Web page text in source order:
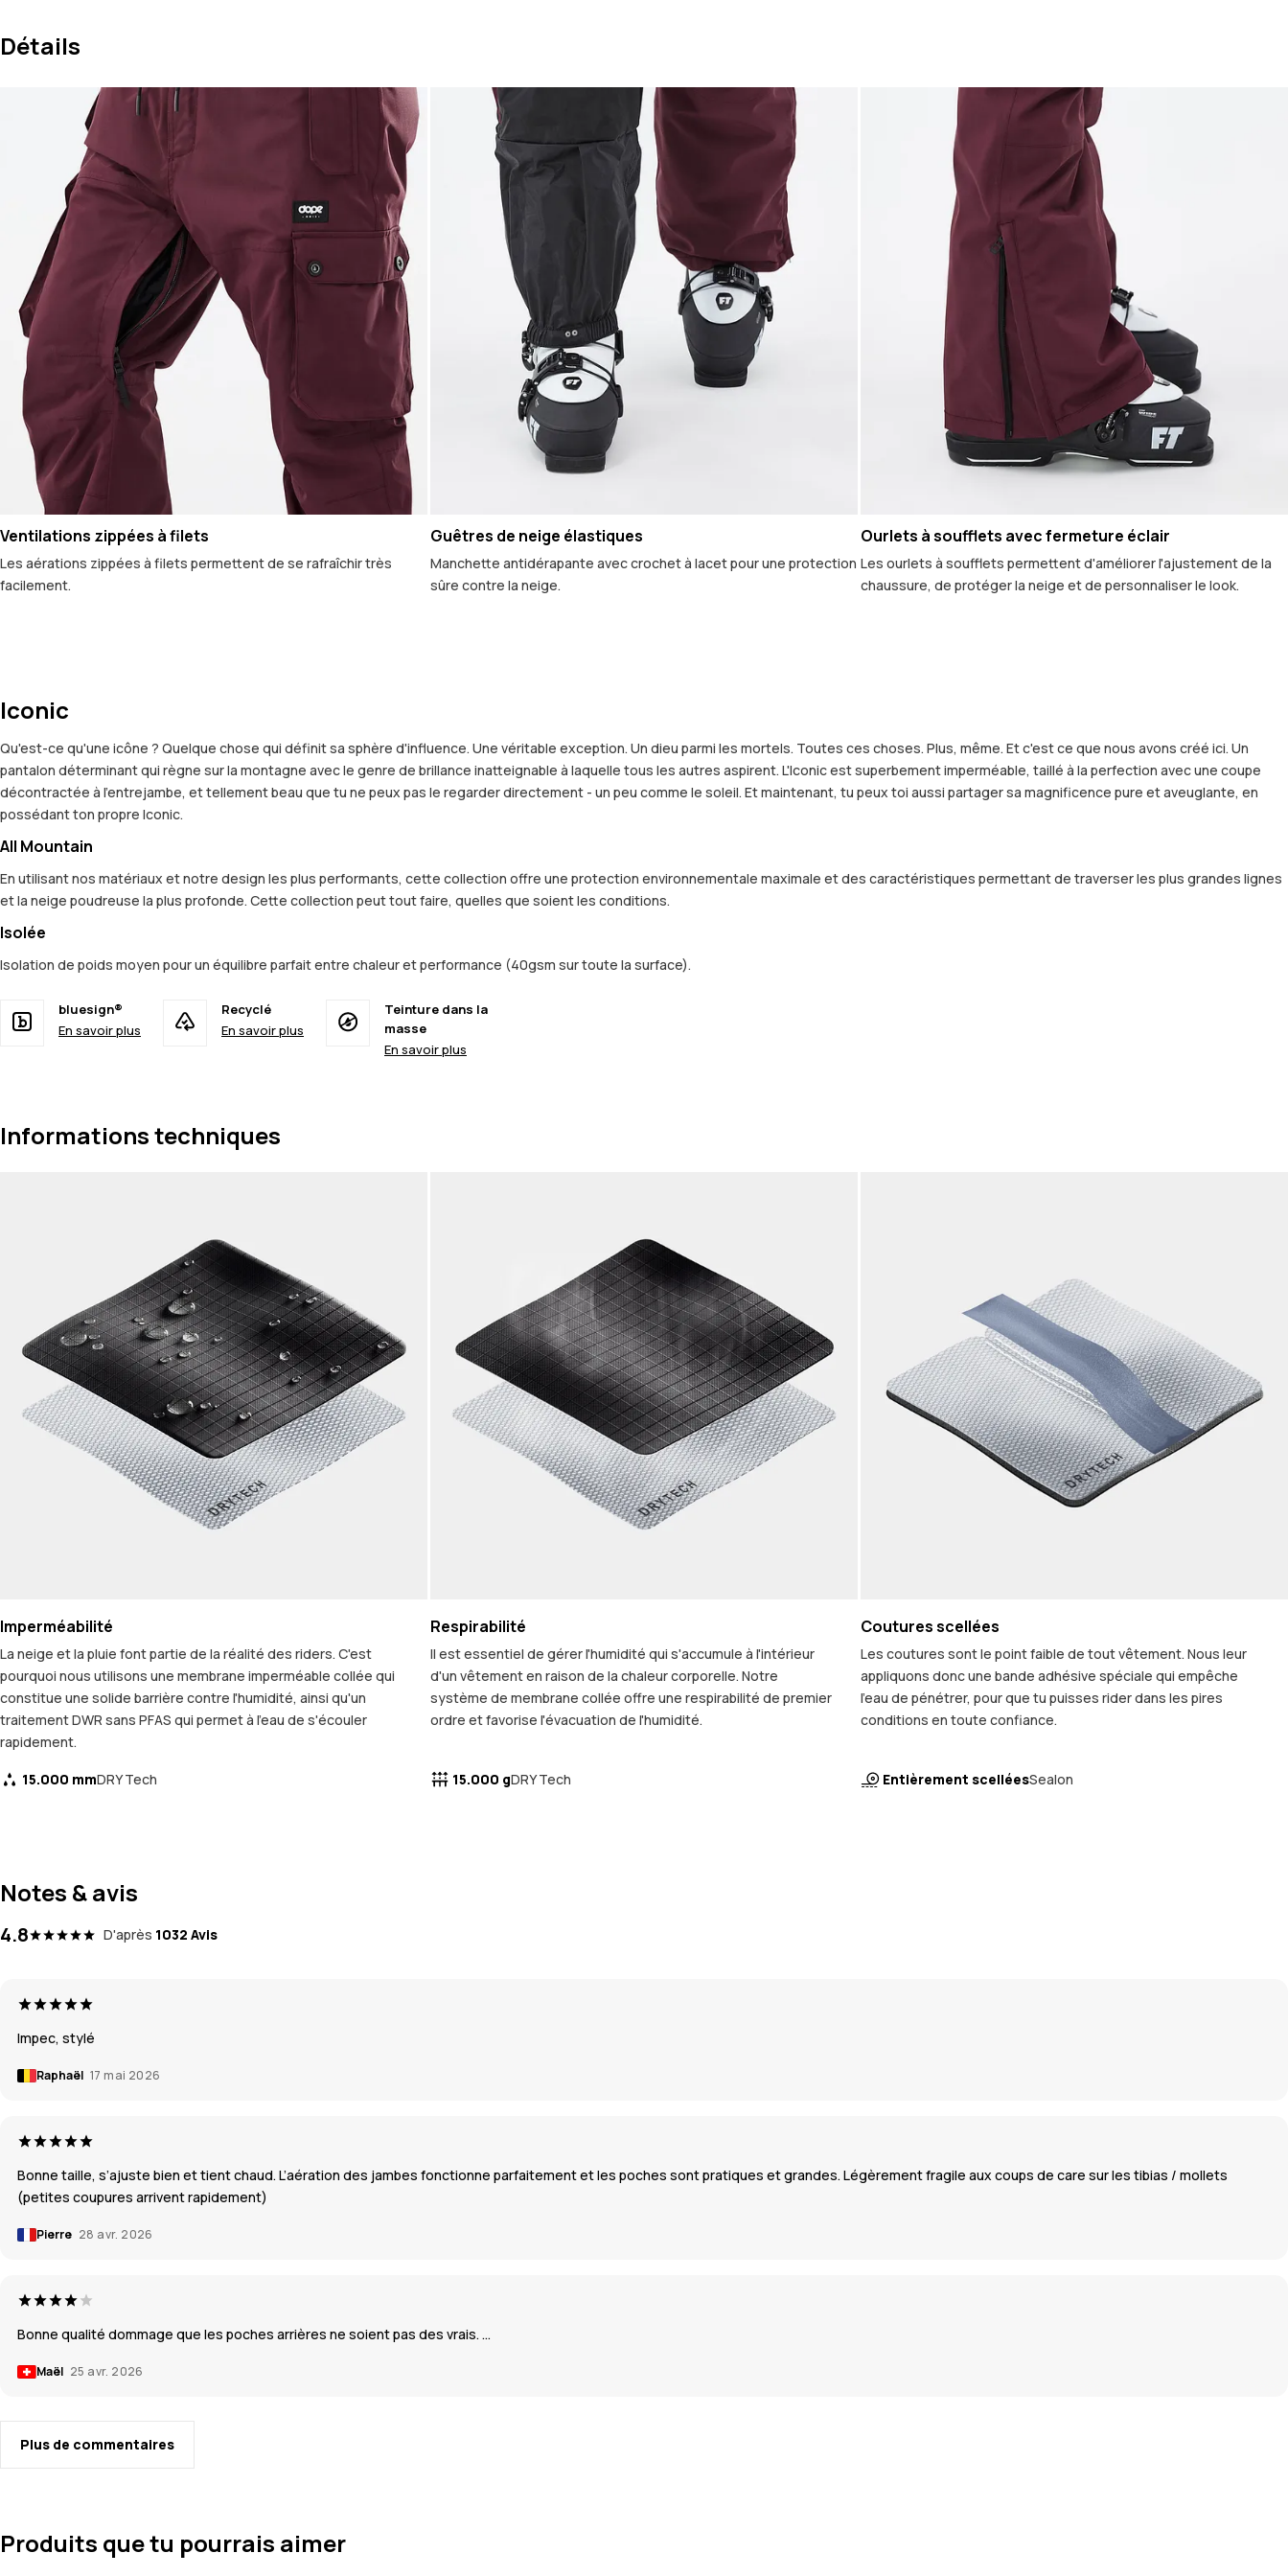
Détails
Ventilations zippées à filets
Les aérations zippées à filets permettent de se rafraîchir très
facilement.
Guêtres de neige élastiques
Manchette antidérapante avec crochet à lacet pour une protection
sûre contre la neige.
Ourlets à soufflets avec fermeture éclair
Les ourlets à soufflets permettent d'améliorer l'ajustement de la
chaussure, de protéger la neige et de personnaliser le look.
Iconic
Qu'est-ce qu'une icône ? Quelque chose qui définit sa sphère d'influence. Une véritable exception. Un dieu parmi les mortels. Toutes ces choses. Plus, même. Et c'est ce que nous avons créé ici. Un
pantalon déterminant qui règne sur la montagne avec le genre de brillance inatteignable à laquelle tous les autres aspirent. L'Iconic est superbement imperméable, taillé à la perfection avec une coupe
décontractée à l'entrejambe, et tellement beau que tu ne peux pas le regarder directement - un peu comme le soleil. Et maintenant, tu peux toi aussi partager sa magnificence pure et aveuglante, en
possédant ton propre Iconic.
All Mountain
En utilisant nos matériaux et notre design les plus performants, cette collection offre une protection environnementale maximale et des caractéristiques permettant de traverser les plus grandes lignes
et la neige poudreuse la plus profonde. Cette collection peut tout faire, quelles que soient les conditions.
Isolée
Isolation de poids moyen pour un équilibre parfait entre chaleur et performance (40gsm sur toute la surface).
bluesign®
En savoir plus
Recyclé
En savoir plus
Teinture dans la
masse
En savoir plus
Informations techniques
Imperméabilité
La neige et la pluie font partie de la réalité des riders. C'est
pourquoi nous utilisons une membrane imperméable collée qui
constitue une solide barrière contre l'humidité, ainsi qu'un
traitement DWR sans PFAS qui permet à l'eau de s'écouler
rapidement.
15.000 mmDRY Tech
Respirabilité
Il est essentiel de gérer l'humidité qui s'accumule à l'intérieur
d'un vêtement en raison de la chaleur corporelle. Notre
système de membrane collée offre une respirabilité de premier
ordre et favorise l'évacuation de l'humidité.
15.000 gDRY Tech
Coutures scellées
Les coutures sont le point faible de tout vêtement. Nous leur
appliquons donc une bande adhésive spéciale qui empêche
l'eau de pénétrer, pour que tu puisses rider dans les pires
conditions en toute confiance.
Entièrement scelléesSealon
Notes & avis
4.8 D'après 1032 Avis
Impec, stylé
Raphaël 17 mai 2026
Bonne taille, s’ajuste bien et tient chaud. L’aération des jambes fonctionne parfaitement et les poches sont pratiques et grandes. Légèrement fragile aux coups de care sur les tibias / mollets
(petites coupures arrivent rapidement)
Pierre 28 avr. 2026
Bonne qualité dommage que les poches arrières ne soient pas des vrais. …
Maël 25 avr. 2026
Plus de commentaires
Produits que tu pourrais aimer